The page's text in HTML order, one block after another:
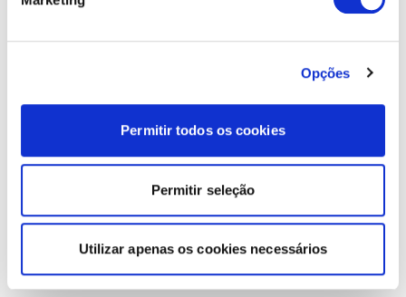
Opções
Permitir todos os cookies
Permitir seleção
Utilizar apenas os cookies necessários